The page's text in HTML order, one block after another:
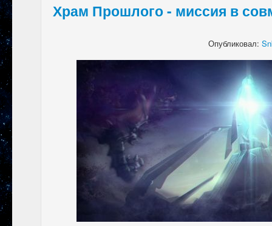
Храм Прошлого - миссия в
Опубликовал: